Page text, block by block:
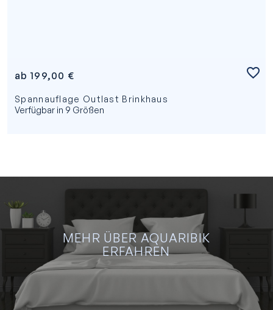
ab199,00 €
Spannauflage Outlast Brinkhaus
Verfügbar in 9 Größen
MEHR ÜBER AQUARIBIK
ERFAHREN